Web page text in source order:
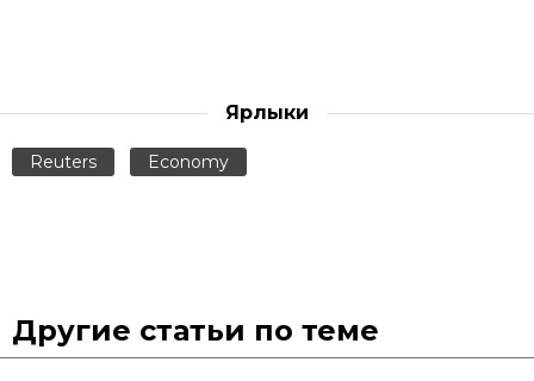
Ярлыки
Reuters Economy
Другие статьи по теме